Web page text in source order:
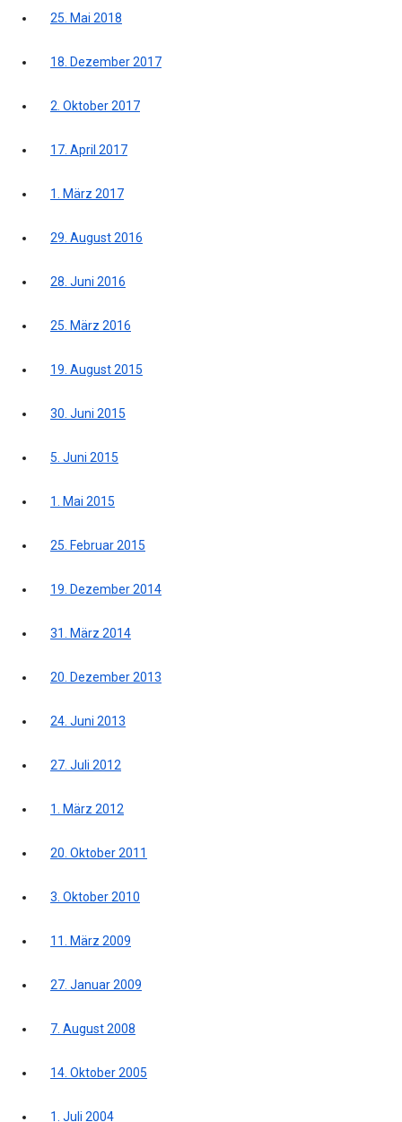
25. Mai 2018
18. Dezember 2017
2. Oktober 2017
17. April 2017
1. März 2017
29. August 2016
28. Juni 2016
25. März 2016
19. August 2015
30. Juni 2015
5. Juni 2015
1. Mai 2015
25. Februar 2015
19. Dezember 2014
31. März 2014
20. Dezember 2013
24. Juni 2013
27. Juli 2012
1. März 2012
20. Oktober 2011
3. Oktober 2010
11. März 2009
27. Januar 2009
7. August 2008
14. Oktober 2005
1. Juli 2004